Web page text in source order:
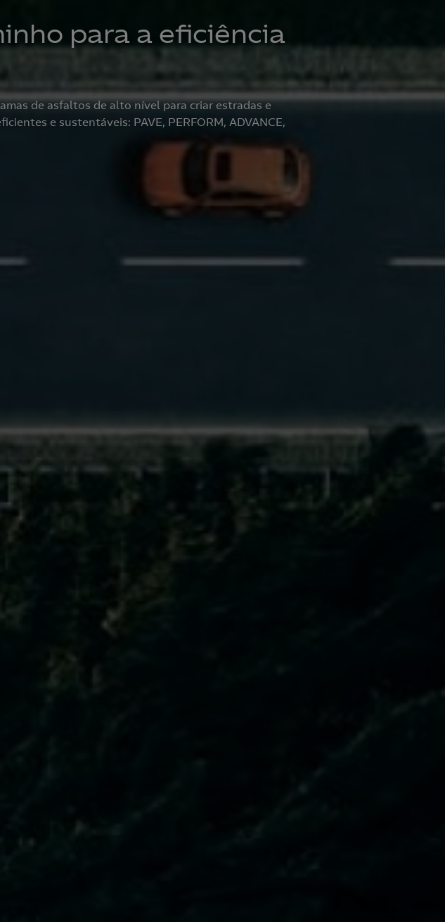
para a eficiência
de asfaltos de alto nível para criar estradas e
e sustentáveis: PAVE, PERFORM, ADVANCE,